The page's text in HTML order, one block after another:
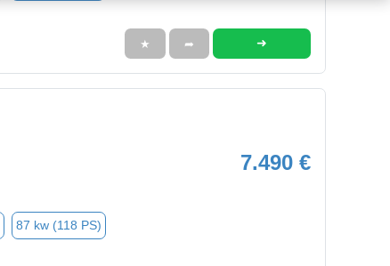
★ ➦ ➜
7.490 €
87 kw (118 PS)